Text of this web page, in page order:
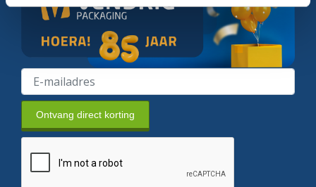
Ontvang direct korting